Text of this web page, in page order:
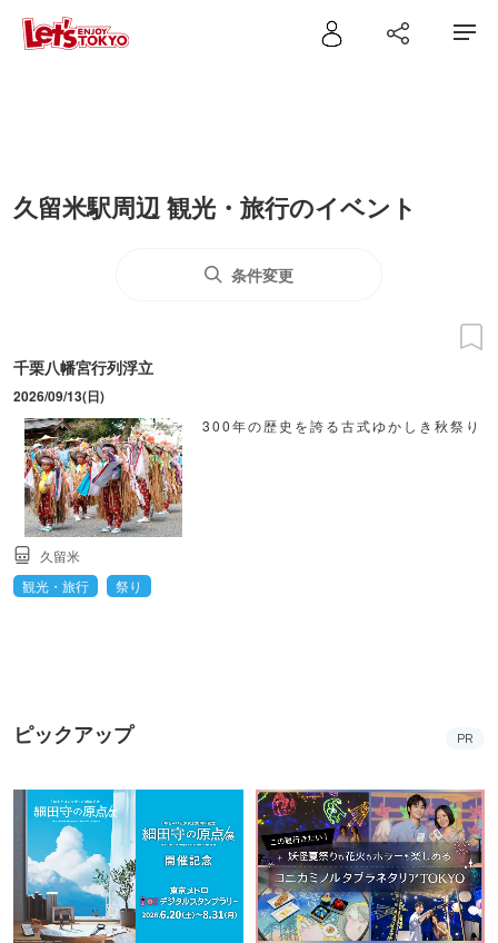
久留米駅周辺 観光・旅行のイベント
条件変更
千栗八幡宮行列浮立
2026/09/13(日)
300年の歴史を誇る古式ゆかしき秋祭り
久留米
観光・旅行
祭り
ピックアップ PR